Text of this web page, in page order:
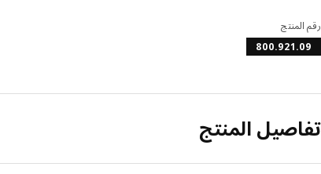
رقم المنتج
800.921.09
تفاصيل المنتج